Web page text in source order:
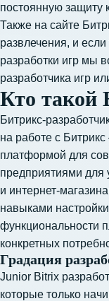
постоянную
Также на сайте
развлечения, и
разработки игр мы
разработчика игр
Кто такой
Битрикс-
на работе с
платформой для
предприятиями для
и интернет-
навыками
функциональности
конкретных
Градация
Junior Bitrix
которые только